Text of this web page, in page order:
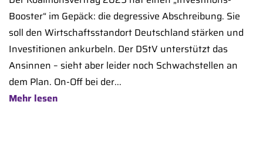
Booster“ im Gepäck: die degressive Abschreibung. Sie
soll den Wirtschaftsstandort Deutschland stärken und
Investitionen ankurbeln. Der DStV unterstützt das
Ansinnen – sieht aber leider noch Schwachstellen an
dem Plan. On-Off bei der...
Mehr lesen